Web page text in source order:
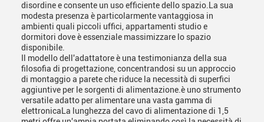
disordine e consente un uso efficiente dello spazio.La sua
modesta presenza è particolarmente vantaggiosa in
ambienti quali piccoli uffici, appartamenti studio e
dormitori dove è essenziale massimizzare lo spazio
disponibile.
Il modello dell'adattatore è una testimonianza della sua
filosofia di progettazione, concentrandosi su un approccio
di montaggio a parete che riduce la necessità di superfici
aggiuntive per le sorgenti di alimentazione.è uno strumento
versatile adatto per alimentare una vasta gamma di
elettronicaLa lunghezza del cavo di alimentazione di 1,5